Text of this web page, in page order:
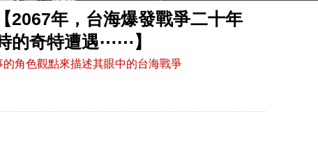
2067年，台海爆發戰爭二十年
的奇特遭遇⋯⋯】
角色觀點來描述其眼中的台海戰爭